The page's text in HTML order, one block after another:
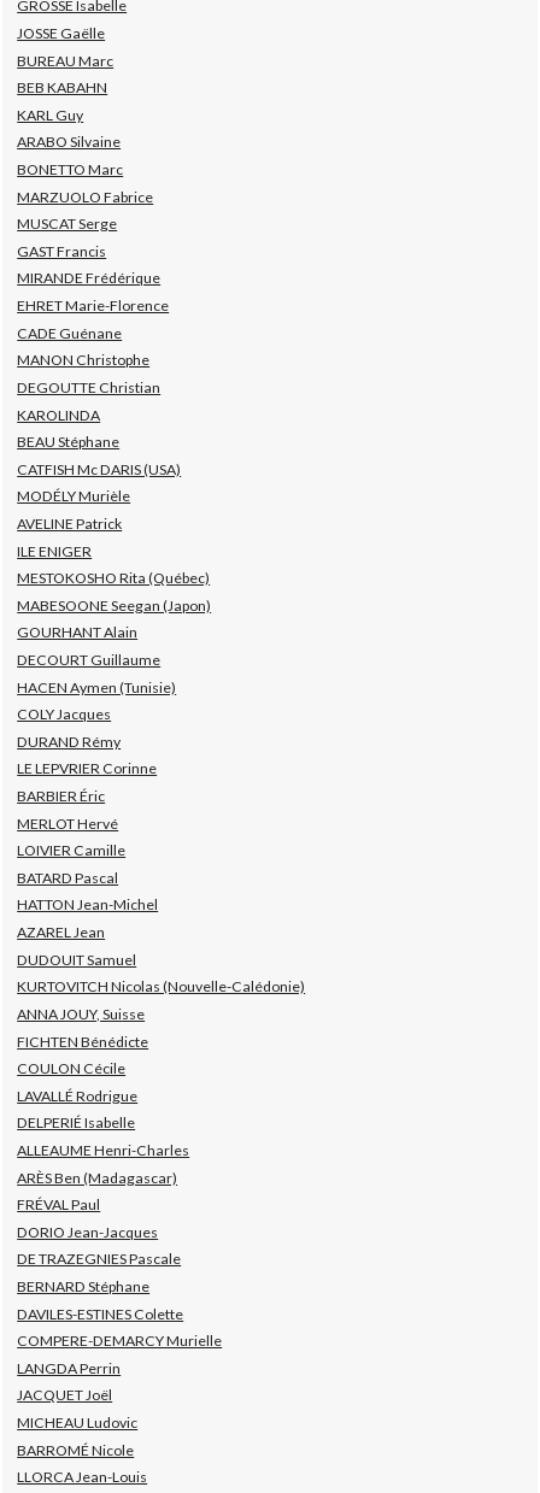
GROSSE Isabelle
JOSSE Gaëlle
BUREAU Marc
BEB KABAHN
KARL Guy
ARABO Silvaine
BONETTO Marc
MARZUOLO Fabrice
MUSCAT Serge
GAST Francis
MIRANDE Frédérique
EHRET Marie-Florence
CADE Guénane
MANON Christophe
DEGOUTTE Christian
KAROLINDA
BEAU Stéphane
CATFISH Mc DARIS (USA)
MODÉLY Murièle
AVELINE Patrick
ILE ENIGER
MESTOKOSHO Rita (Québec)
MABESOONE Seegan (Japon)
GOURHANT Alain
DECOURT Guillaume
HACEN Aymen (Tunisie)
COLY Jacques
DURAND Rémy
LE LEPVRIER Corinne
BARBIER Éric
MERLOT Hervé
LOIVIER Camille
BATARD Pascal
HATTON Jean-Michel
AZAREL Jean
DUDOUIT Samuel
KURTOVITCH Nicolas (Nouvelle-Calédonie)
ANNA JOUY, Suisse
FICHTEN Bénédicte
COULON Cécile
LAVALLÉ Rodrigue
DELPERIÉ Isabelle
ALLEAUME Henri-Charles
ARÈS Ben (Madagascar)
FRÉVAL Paul
DORIO Jean-Jacques
DE TRAZEGNIES Pascale
BERNARD Stéphane
DAVILES-ESTINES Colette
COMPERE-DEMARCY Murielle
LANGDA Perrin
JACQUET Joël
MICHEAU Ludovic
BARROMÉ Nicole
LLORCA Jean-Louis